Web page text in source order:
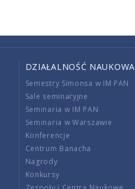
DZIAŁALNOŚĆ NAUKOWA
Semestry Simonsa w IM PAN
Sale seminaryjne
Seminaria w IM PAN
Seminaria w Warszawie
Konferencje
Centrum Banacha
Nagrody
Konkursy